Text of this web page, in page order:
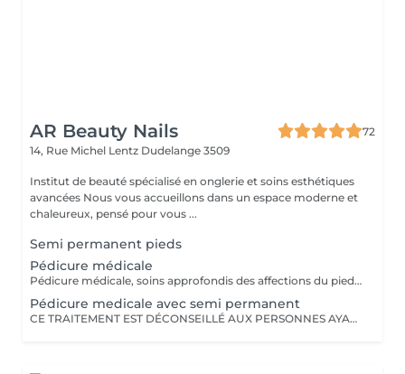
AR Beauty Nails
72
14, Rue Michel Lentz Dudelange 3509
Institut de beauté spécialisé en onglerie et soins esthétiques
avancées Nous vous accueillons dans un espace moderne et
chaleureux, pensé pour vous ...
Semi permanent pieds
Pédicure médicale
Pédicure médicale, soins approfondis des affections du pied(peau/ongles).Chaque infection demande un traitement particulier qui doit être réalisé per un professionnel.
Pédicure medicale avec semi permanent
CE TRAITEMENT EST DÉCONSEILLÉ AUX PERSONNES AYANT DES CHAPIGNONS AUX ONGLES.